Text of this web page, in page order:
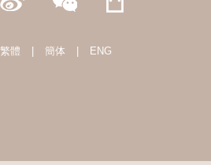
繁體 簡体 ENG